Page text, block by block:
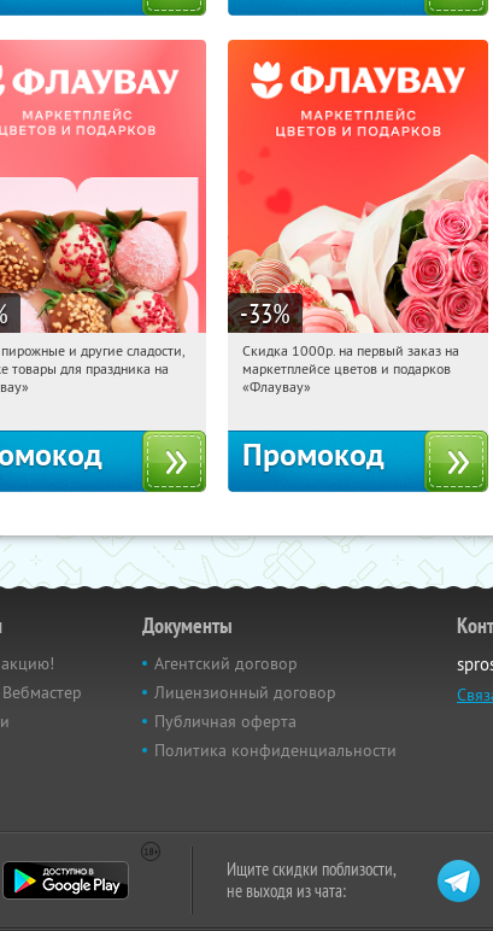
Получили:
и другие сладости,
товары для праздника на
-33%
17:37:20 Получили:
Россия
Скидка 1000р. на первый заказ на
маркетплейсе цветов и подарков
«Флаувау»
Промокод
Документы
Агентский договор
Лицензионный договор
Публичная оферта
Политика конфиденциальности
Ищите скидки поблизости,
не выходя из чата: